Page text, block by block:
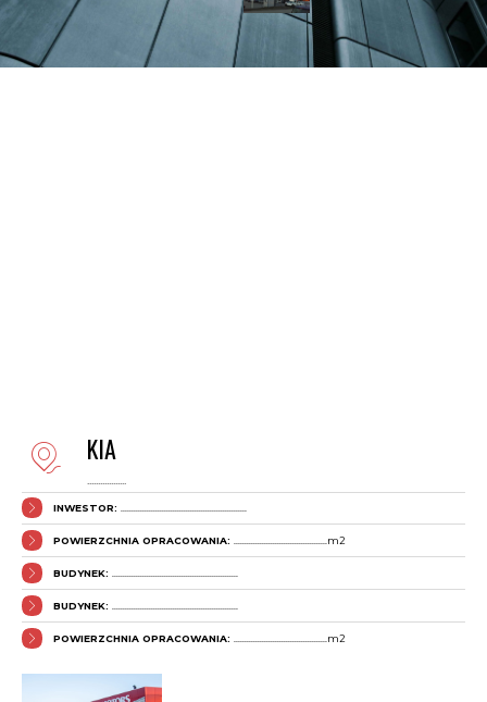
KIA
INWESTOR:
POWIERZCHNIA OPRACOWANIA: ...........................................m2
BUDYNEK:
BUDYNEK:
POWIERZCHNIA OPRACOWANIA: ...........................................m2